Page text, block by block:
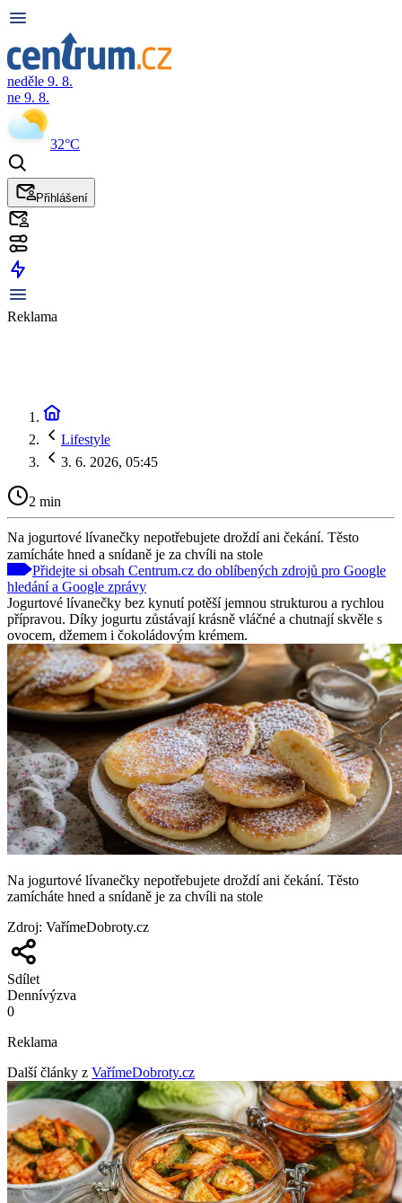
neděle 9. 8.
ne 9. 8.
32°C
Přihlášení
Reklama
Lifestyle
3. 6. 2026, 05:45
2 min
Na jogurtové lívanečky nepotřebujete droždí ani čekání. Těsto
zamícháte hned a snídaně je za chvíli na stole
Přidejte si obsah Centrum.cz do oblíbených zdrojů pro Google
hledání a Google zprávy
Jogurtové lívanečky bez kynutí potěší jemnou strukturou a rychlou
přípravou. Díky jogurtu zůstávají krásně vláčné a chutnají skvěle s
ovocem, džemem i čokoládovým krémem.
Na jogurtové lívanečky nepotřebujete droždí ani čekání. Těsto
zamícháte hned a snídaně je za chvíli na stole
Zdroj: VařímeDobroty.cz
Sdílet
Dennívýzva
0
Reklama
Další články z VařímeDobroty.cz